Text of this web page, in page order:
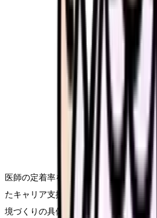
医師の定着率を高めるためには、魅力
たキャリア支援が不可欠です。このセ
境づくりの具体的な方法と、医師のキ